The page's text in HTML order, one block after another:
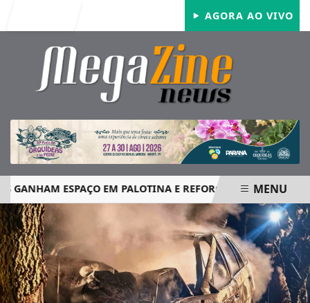
AGORA AO VIVO
ESPAÇO EM PALOTINA E REFORÇAM SEGURANÇA NOS
EM ALTA
MENU